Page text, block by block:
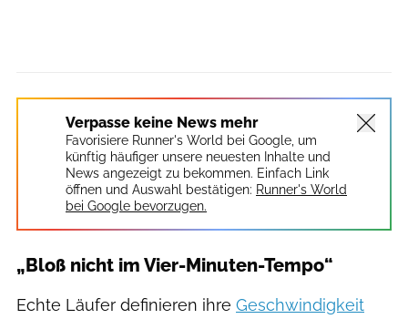
Verpasse keine News mehr
Favorisiere Runner's World bei Google, um
künftig häufiger unsere neuesten Inhalte und
News angezeigt zu bekommen. Einfach Link
öffnen und Auswahl bestätigen: Runner's World
bei Google bevorzugen.
„Bloß nicht im Vier-Minuten-Tempo“
Echte Läufer definieren ihre Geschwindigkeit